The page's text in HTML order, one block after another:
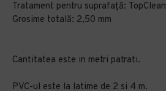
Tratament pentru suprafață: TopClean
Grosime totală: 2,50 mm
Cantitatea este in metri patrati.
PVC-ul este la latime de 2 si 4 m.